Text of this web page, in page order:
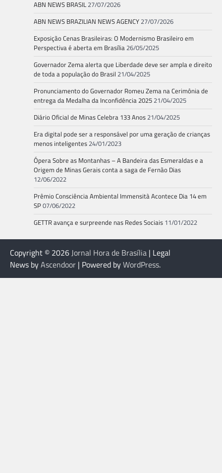
ABN NEWS BRASIL 27/07/2026
ABN NEWS BRAZILIAN NEWS AGENCY 27/07/2026
Exposição Cenas Brasileiras: O Modernismo Brasileiro em
Perspectiva é aberta em Brasília 26/05/2025
Governador Zema alerta que Liberdade deve ser ampla e direito
de toda a população do Brasil 21/04/2025
Pronunciamento do Governador Romeu Zema na Cerimônia de
entrega da Medalha da Inconfidência 2025 21/04/2025
Diário Oficial de Minas Celebra 133 Anos 21/04/2025
Era digital pode ser a responsável por uma geração de crianças
menos inteligentes 24/01/2023
Ópera Sobre as Montanhas – A Bandeira das Esmeraldas e a
Origem de Minas Gerais conta a saga de Fernão Dias
12/06/2022
Prêmio Consciência Ambiental Immensità Acontece Dia 14 em
SP07/06/2022
GETTR avança e surpreende nas Redes Sociais 11/01/2022
Copyright © 2026Jornal Hora de Brasília | Legal
News byAscendoor | Powered byWordPress.